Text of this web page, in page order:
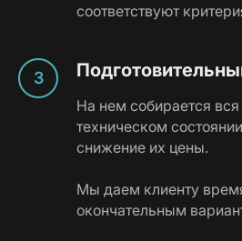
соответствуют
На нем собирается
техническом
снижение их цены.
Мы даем клиенту
окончательным